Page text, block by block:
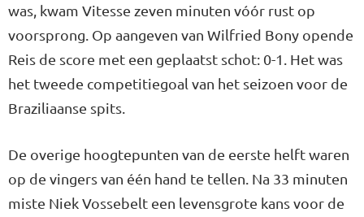
was, kwam Vitesse zeven minuten vóór rust op
voorsprong. Op aangeven van Wilfried Bony opende
Reis de score met een geplaatst schot: 0-1. Het was
het tweede competitiegoal van het seizoen voor de
Braziliaanse spits.
De overige hoogtepunten van de eerste helft waren
op de vingers van één hand te tellen. Na 33 minuten
miste Niek Vossebelt een levensgrote kans voor de